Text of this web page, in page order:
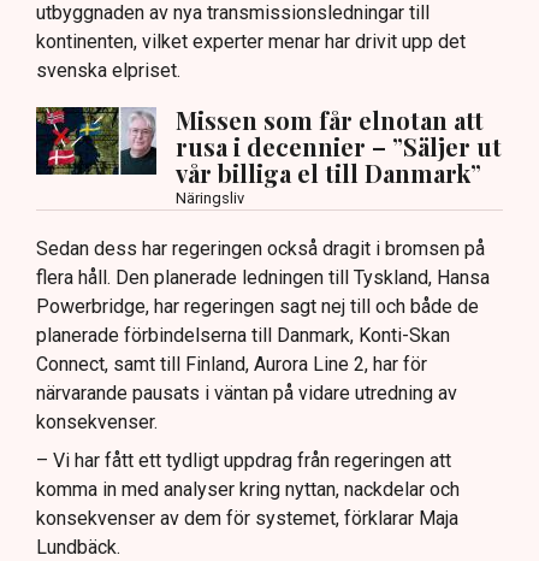
utbyggnaden av nya transmissionsledningar till
kontinenten, vilket experter menar har drivit upp det
svenska elpriset.
Missen som får elnotan att
rusa i decennier – ”Säljer ut
vår billiga el till Danmark”
Näringsliv
Sedan dess har regeringen också dragit i bromsen på
flera håll. Den planerade ledningen till Tyskland, Hansa
Powerbridge, har regeringen sagt nej till och både de
planerade förbindelserna till Danmark, Konti-Skan
Connect, samt till Finland, Aurora Line 2, har för
närvarande pausats i väntan på vidare utredning av
konsekvenser.
– Vi har fått ett tydligt uppdrag från regeringen att
komma in med analyser kring nyttan, nackdelar och
konsekvenser av dem för systemet, förklarar Maja
Lundbäck.